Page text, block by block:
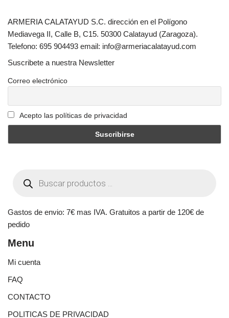
ARMERIA CALATAYUD S.C. dirección en el Polígono
Mediavega II, Calle B, C15. 50300 Calatayud (Zaragoza).
Telefono: 695 904493 email: info@armeriacalatayud.com
Suscribete a nuestra Newsletter
Correo electrónico
Acepto las políticas de privacidad
Gastos de envio: 7€ mas IVA. Gratuitos a partir de 120€ de
pedido
Menu
Mi cuenta
FAQ
CONTACTO
POLITICAS DE PRIVACIDAD